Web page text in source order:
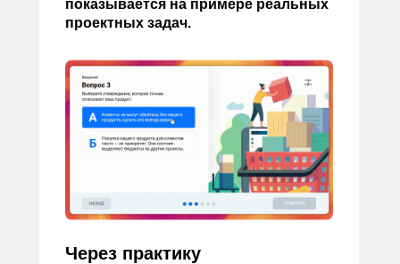
показывается на примере реальных
проектных задач.
Через практику